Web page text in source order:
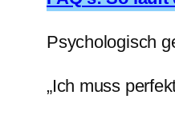
Psychologisch
„Ich muss